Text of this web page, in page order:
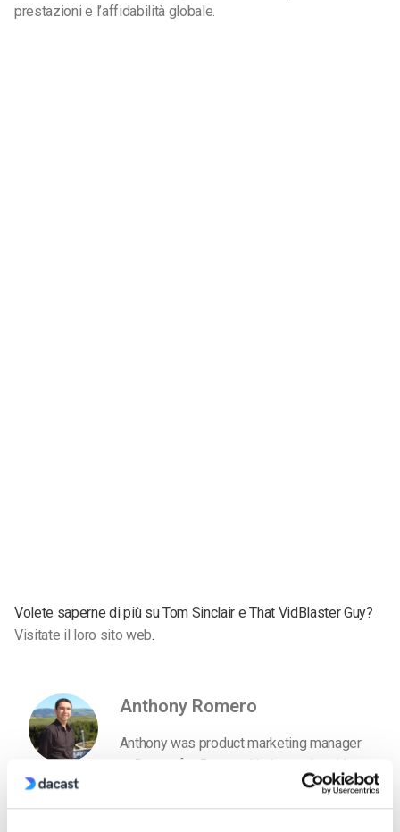
prestazioni e l’affidabilità globale.
Volete saperne di più su Tom Sinclair e That VidBlaster Guy?
Visitate il loro sito web.
Anthony Romero
Anthony was product marketing manager
at Dacast for 5 years. He loves the video
streaming industry and is now working
with our friends at IBM Cloud Video.